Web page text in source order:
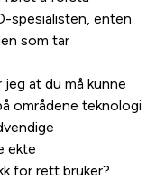
spesialisten, enten
som tar
jeg at du må kunne
områdene teknologi
ekte
for rett bruker?